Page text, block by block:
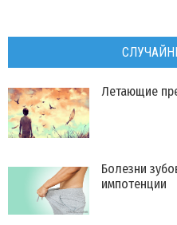
Летающие
​Болезни
импотенции